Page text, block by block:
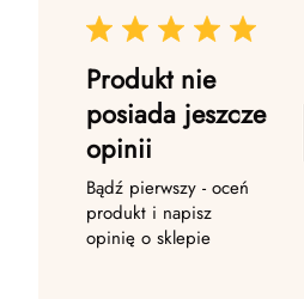
Produkt nie
posiada jeszcze
opinii
Bądź pierwszy - oceń
produkt i napisz
opinię o sklepie